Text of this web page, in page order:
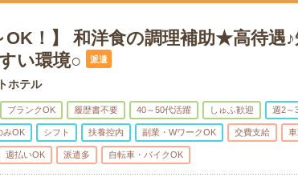
OK！】 和洋食の調理補助★高待遇
い環境○
派遣
ホテル
ブランクOK 履歴書不要 40～50代活躍 しゅふ歓迎 週2～
みOK シフト 扶養控内 副業・WワークOK 交費支給
週払いOK 派遣多 自転車・バイクOK